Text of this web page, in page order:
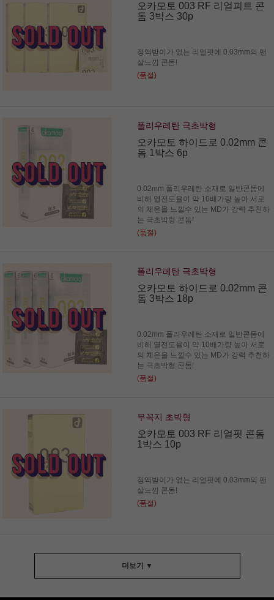
오카모토 003 RF 리얼피트 콘
돔 3박스 30p
정액받이가 없는 리얼핏에 0.03mm의 맨
살느낌 콘돔!
(품절)
폴리우레탄 극초박형
오카모토 하이드로 0.02mm 콘
돔 1박스 6p
0.02mm 폴리우레탄 소재로 일반콘돔에
비해 열전도율이 약 10배가량 높아 서로
의 체온을 느낄수 있는 MD가 강력 추천하
는 극초박형 콘돔!
(품절)
폴리우레탄 극초박형
오카모토 하이드로 0.02mm 콘
돔 3박스 18p
0.02mm 폴리우레탄 소재로 일반콘돔에
비해 열전도율이 약 10배가량 높아 서로
의 체온을 느낄수 있는 MD가 강력 추천하
는 극초박형 콘돔!
(품절)
무꼭지 초박형
오카모토 003 RF 리얼핏 콘돔
1박스 10p
정액받이가 없는 리얼핏에 0.03mm의 맨
살느낌 콘돔!
(품절)
더보기 ▼